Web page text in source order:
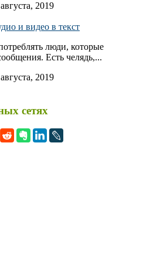
2019
и видео в текст
люди, которые
Есть челядь,...
2019
сетях